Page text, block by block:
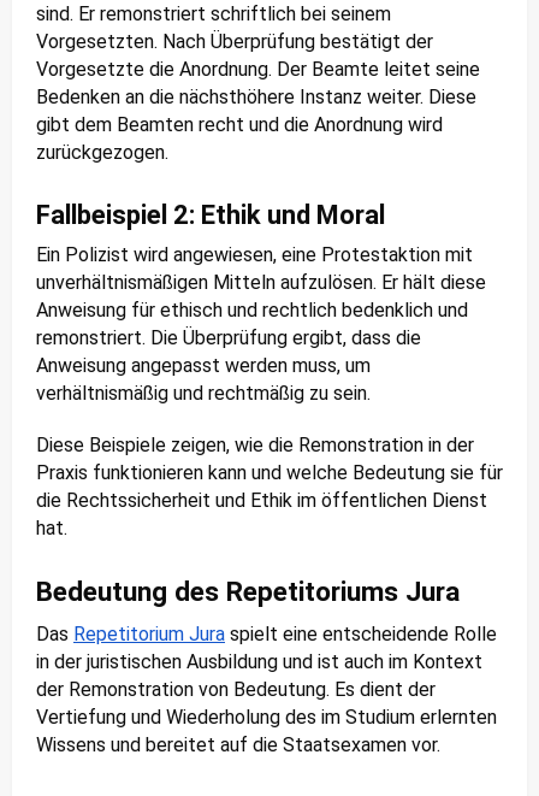
sind. Er remonstriert schriftlich bei seinem
Vorgesetzten. Nach Überprüfung bestätigt der
Vorgesetzte die Anordnung. Der Beamte leitet seine
Bedenken an die nächsthöhere Instanz weiter. Diese
gibt dem Beamten recht und die Anordnung wird
zurückgezogen.
Fallbeispiel 2: Ethik und Moral
Ein Polizist wird angewiesen, eine Protestaktion mit
unverhältnismäßigen Mitteln aufzulösen. Er hält diese
Anweisung für ethisch und rechtlich bedenklich und
remonstriert. Die Überprüfung ergibt, dass die
Anweisung angepasst werden muss, um
verhältnismäßig und rechtmäßig zu sein.
Diese Beispiele zeigen, wie die Remonstration in der
Praxis funktionieren kann und welche Bedeutung sie für
die Rechtssicherheit und Ethik im öffentlichen Dienst
hat.
Bedeutung des Repetitoriums Jura
Das Repetitorium Jura spielt eine entscheidende Rolle
in der juristischen Ausbildung und ist auch im Kontext
der Remonstration von Bedeutung. Es dient der
Vertiefung und Wiederholung des im Studium erlernten
Wissens und bereitet auf die Staatsexamen vor.